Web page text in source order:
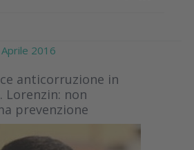
2016
anticorruzione in
Lorenzin: non
prevenzione